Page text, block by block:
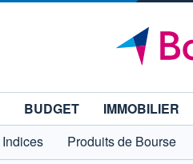
BUDGET IMMOBILIER
Indices Produits de Bourse